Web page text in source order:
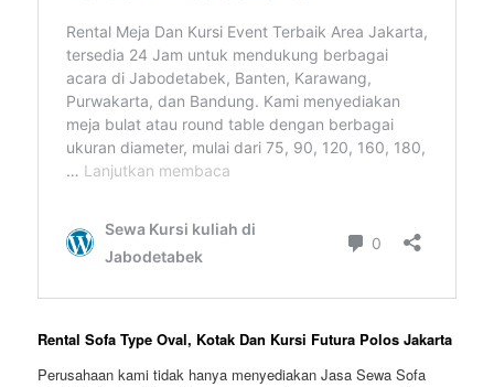
Rental Sofa Type Oval, Kotak Dan Kursi Futura Polos Jakarta
Perusahaan kami tidak hanya menyediakan Jasa Sewa Sofa